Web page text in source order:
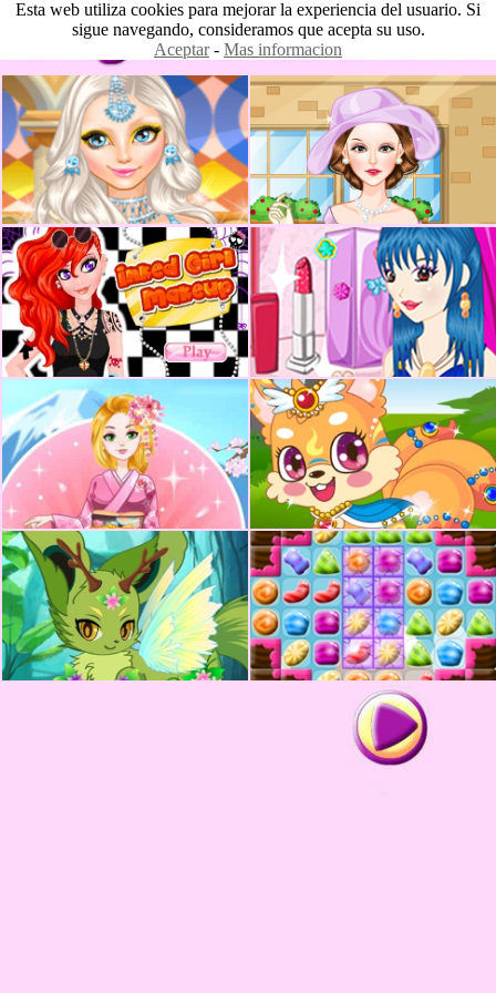
Esta web utiliza cookies para mejorar la experiencia del usuario. Si
sigue navegando, consideramos que acepta su uso.
Aceptar- Mas informacion